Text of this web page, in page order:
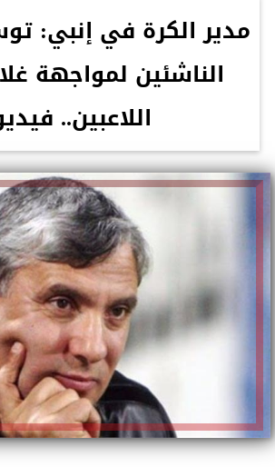
مدير الكرة في إنبي:
الناشئين لمواجهة
اللاعبين..